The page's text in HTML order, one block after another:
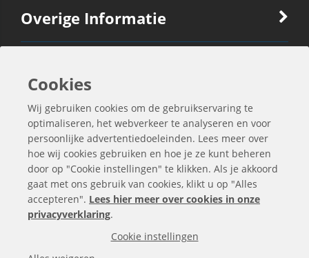
Overige Informatie
Ook Interessant
Contactgegevens
Cookies
Wij gebruiken cookies om de gebruikservaring te
optimaliseren, het webverkeer te analyseren en voor
persoonlijke advertentiedoeleinden. Lees meer over
hoe wij cookies gebruiken en hoe je ze kunt beheren
door op "Cookie instellingen" te klikken. Als je akkoord
gaat met ons gebruik van cookies, klikt u op "Alles
accepteren". Lees hier meer over cookies in onze
privacyverklaring.
Cookie instellingen